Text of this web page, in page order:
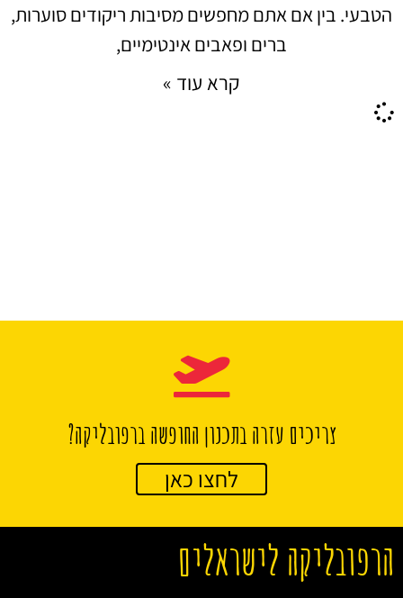
הטבעי. בין אם אתם מחפשים מסיבות ריקודים סוערות,
ברים ופאבים אינטימיים,
קרא עוד »
צריכים עזרה בתכנון החופשה ברפובליקה?
לחצו כאן
הרפובליקה לישראלים